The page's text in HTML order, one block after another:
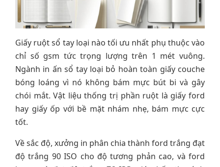
Giấy ruột sổ tay loại nào tối ưu nhất phụ thuộc vào
chỉ số gsm tức trọng lượng trên 1 mét vuông.
Ngành in ấn sổ tay loại bỏ hoàn toàn giấy couche
bóng loáng vì nó không bám mực bút bi và gây
chói mắt. Vật liệu thống trị phần ruột là giấy ford
hay giấy ốp với bề mặt nhám nhẹ, bám mực cực
tốt.
Về sắc độ, xưởng in phân chia thành ford trắng đạt
độ trắng 90 ISO cho độ tương phản cao, và ford